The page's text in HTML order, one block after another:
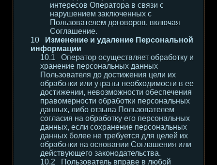
интересов Оператора в связи с
нарушением заключенных с
Пользователем договоров, включая
Соглашение.
Изменение и удаление Персональной
информации
Оператор осуществляет обработку и
хранение персональных данных
Пользователя до достижения цели их
обработки или утраты необходимости в ее
достижении, невозможности обеспечения
правомерности обработки персональных
данных, либо отзыва Пользователем
согласия на обработку его персональных
данных, если сохранение персональных
данных более не требуется для целей их
обработки на основании Соглашения или
действующего законодательства.
Пользователь вправе в любой